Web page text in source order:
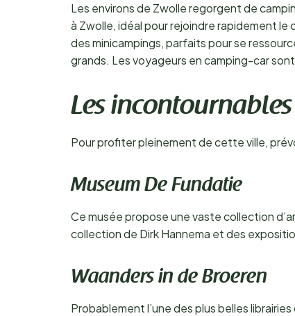
Les environs de Zwolle regorgent de
à Zwolle, idéal pour rejoindre rapidement le
des minicampings, parfaits pour se
grands. Les voyageurs en camping-car
Les
Pour profiter pleinement de cette ville,
Museum De Fundatie
Ce musée propose une vaste collection
collection de Dirk Hannema et des
Waanders in de Broeren
Probablement l’une des plus belles